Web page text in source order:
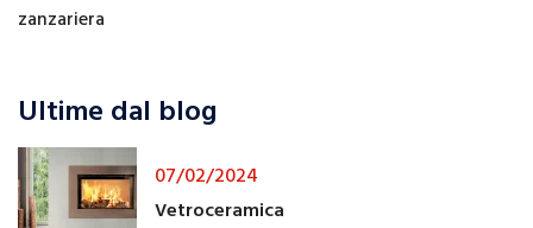
zanzariera
Ultime dal blog
07/02/2024
Vetroceramica